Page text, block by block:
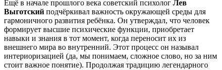
Ещё в начале прошлого века советский психолог Лев
Выготский подчёркивал важность окружающей среды для
гармоничного развития ребёнка. Он утверждал, что человек
формирует высшие психические функции, приобретает
навыки и знания в тот момент, когда переносит их из
внешнего мира во внутренний. Этот процесс он называл
интериоризацией (да, мы понимаем, сложное слово, но за ним
стоит важное понятие). Продолжая традицию легендарного